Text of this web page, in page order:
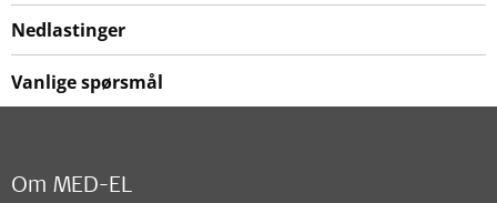
Nedlastinger
Vanlige spørsmål
Om MED-EL